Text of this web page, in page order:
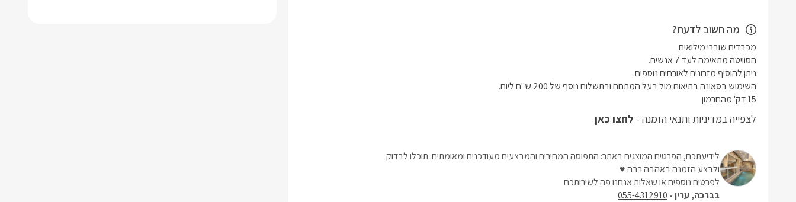
מה חשוב לדעת?
15 דק' מהחרמון
לצפייה במדיניות ותנאי הזמנה - לחצו כאן
לידיעתכם, הפרטים המוצגים באתר: התפוסה המחירים והמבצעים מעודכנים ומאומתים. תוכלו לבדוק
ולבצע הזמנה באהבה רבה ♥
לפרטים נוספים או שאלות אנחנו פה לשירותכם
בברכה, ערין - 055-4312910